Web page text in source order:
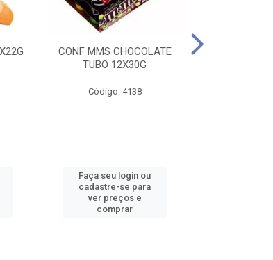
CONF MMS CHOCOLATE
TUBO 12X30G
Código: 4138
Faça seu login ou
cadastre-se para
ver preços e
comprar